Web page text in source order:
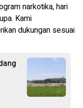
narkotika, hari
Kami
dukungan sesuai